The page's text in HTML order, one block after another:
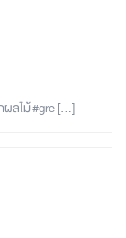
ลไม้ #gre […]